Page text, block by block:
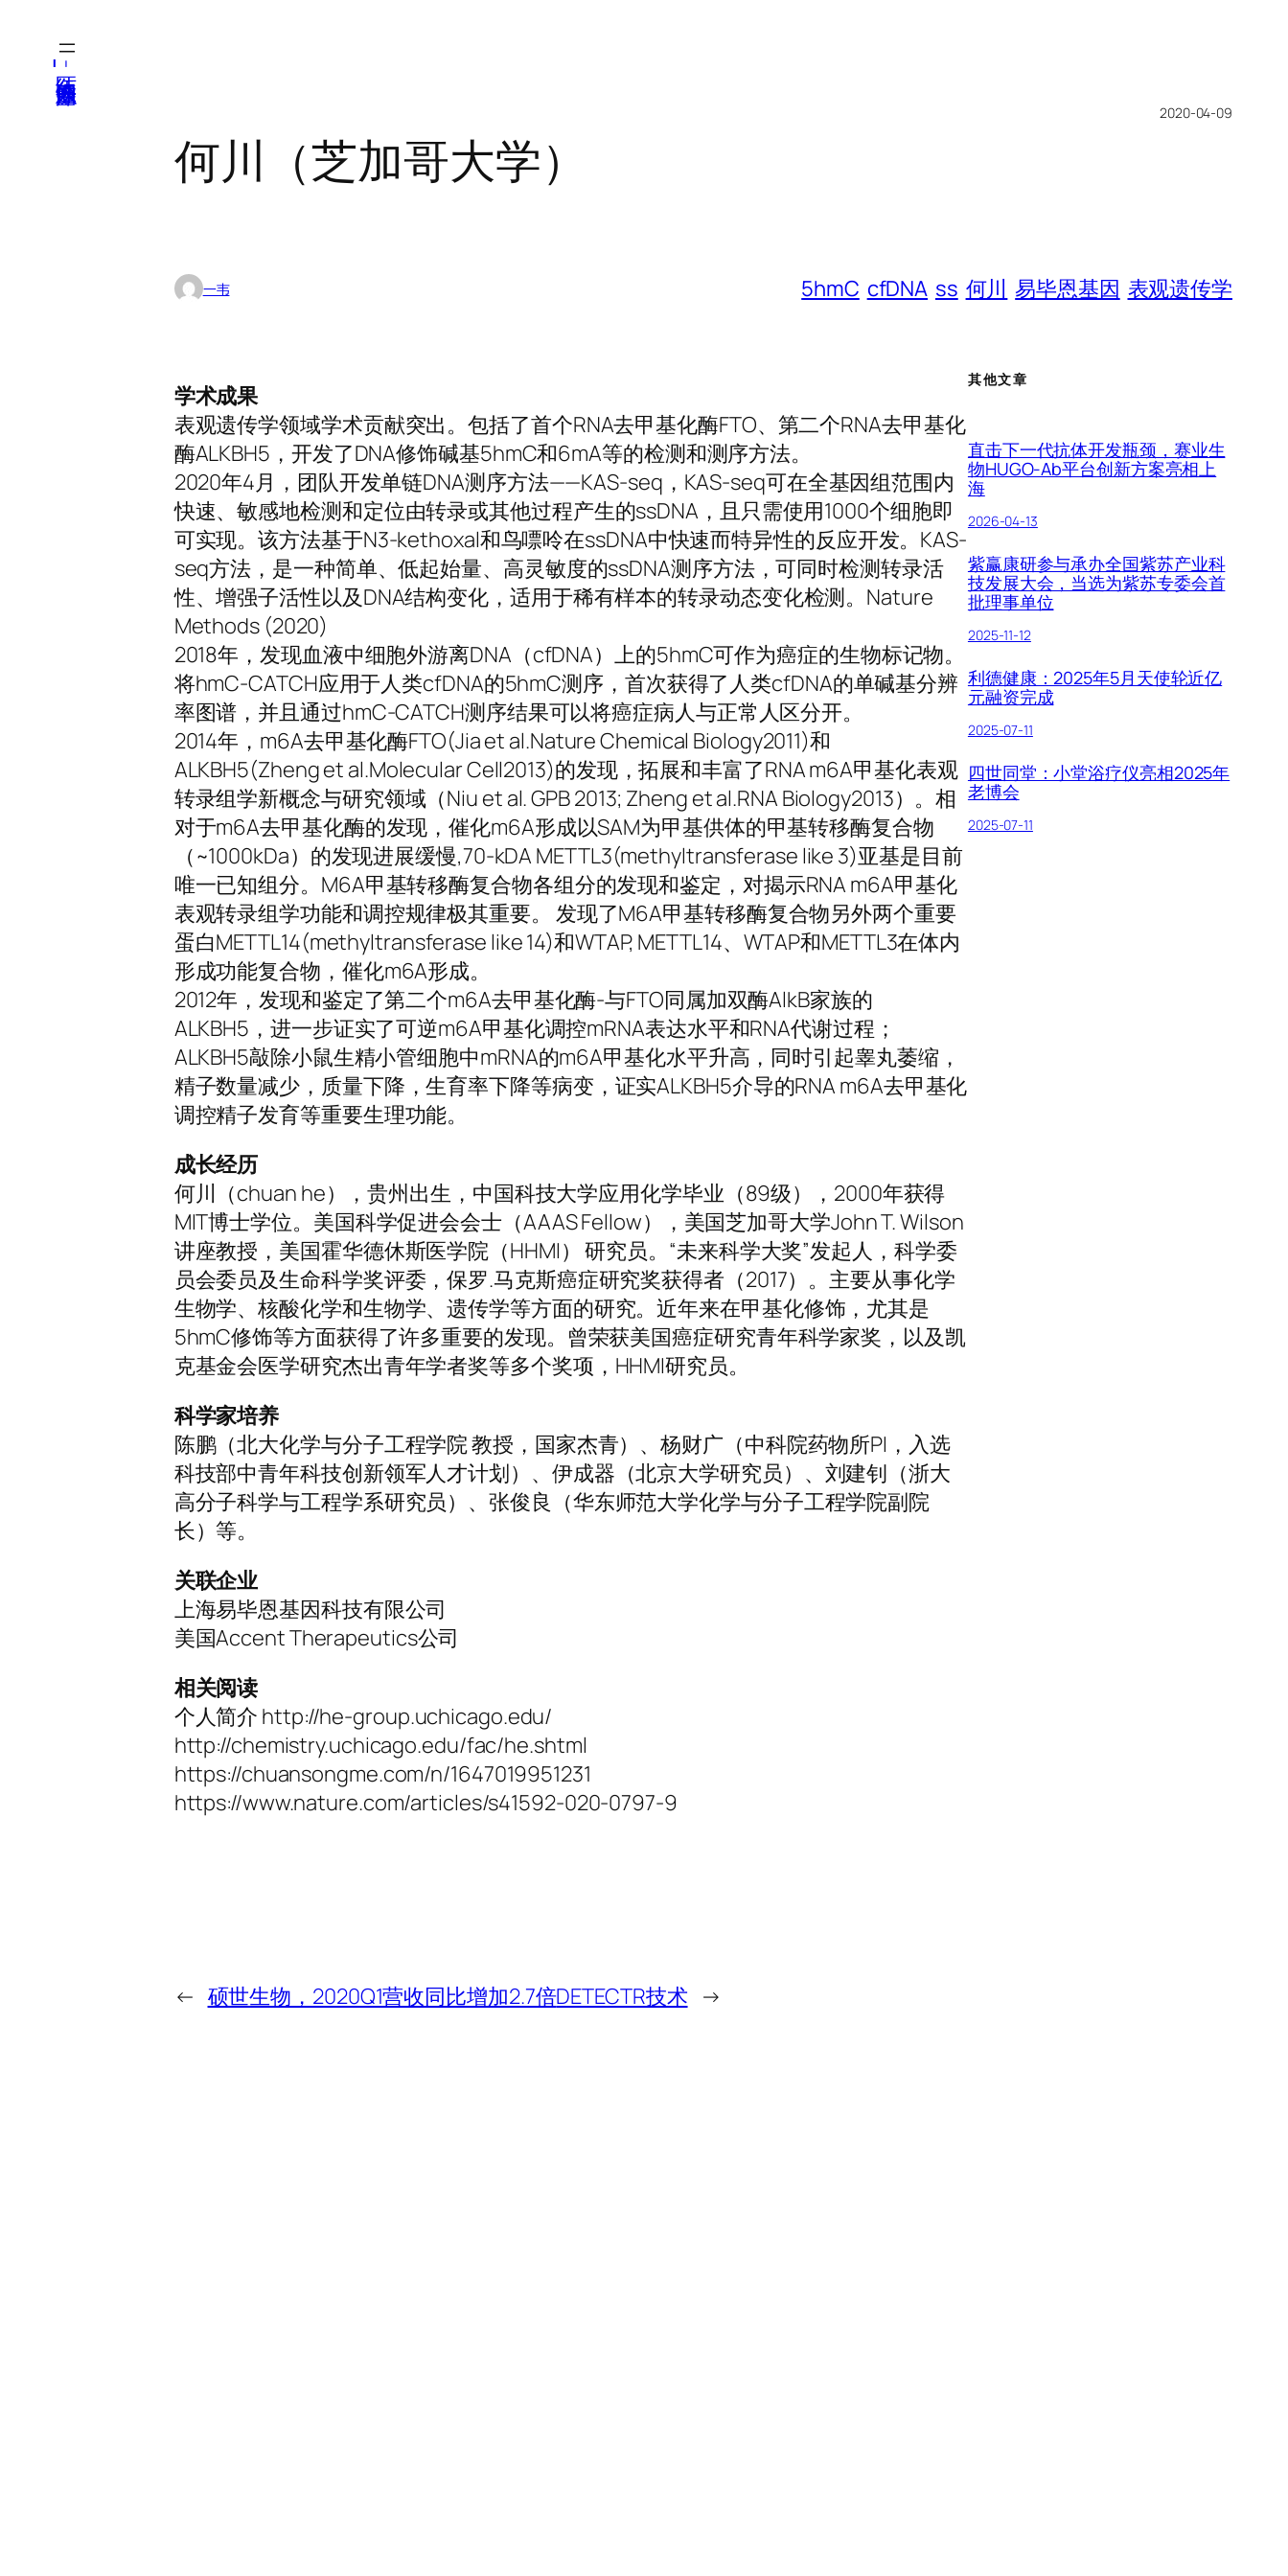
医纬-基因产业知识库
何川（芝加哥大学）
2020-04-09
一韦 5hmC cfDNA ss 何川 易毕恩基因 表观遗传学
学术成果
表观遗传学领域学术贡献突出。包括了首个RNA去甲基化酶FTO、第二个RNA去甲基化
酶ALKBH5，开发了DNA修饰碱基5hmC和6mA等的检测和测序方法。
2020年4月，团队开发单链DNA测序方法——KAS-seq，KAS-seq可在全基因组范围内
快速、敏感地检测和定位由转录或其他过程产生的ssDNA，且只需使用1000个细胞即
可实现。该方法基于N3-kethoxal和鸟嘌呤在ssDNA中快速而特异性的反应开发。KAS-
seq方法，是一种简单、低起始量、高灵敏度的ssDNA测序方法，可同时检测转录活
性、增强子活性以及DNA结构变化，适用于稀有样本的转录动态变化检测。Nature
Methods (2020)
2018年，发现血液中细胞外游离DNA（cfDNA）上的5hmC可作为癌症的生物标记物。
将hmC-CATCH应用于人类cfDNA的5hmC测序，首次获得了人类cfDNA的单碱基分辨
率图谱，并且通过hmC-CATCH测序结果可以将癌症病人与正常人区分开。
2014年，m6A去甲基化酶FTO(Jia et al.Nature Chemical Biology2011)和
ALKBH5(Zheng et al.Molecular Cell2013)的发现，拓展和丰富了RNA m6A甲基化表观
转录组学新概念与研究领域（Niu et al. GPB 2013; Zheng et al.RNA Biology2013）。相
对于m6A去甲基化酶的发现，催化m6A形成以SAM为甲基供体的甲基转移酶复合物
（~1000kDa）的发现进展缓慢,70-kDA METTL3(methyltransferase like 3)亚基是目前
唯一已知组分。M6A甲基转移酶复合物各组分的发现和鉴定，对揭示RNA m6A甲基化
表观转录组学功能和调控规律极其重要。 发现了M6A甲基转移酶复合物另外两个重要
蛋白METTL14(methyltransferase like 14)和WTAP, METTL14、WTAP和METTL3在体内
形成功能复合物，催化m6A形成。
2012年，发现和鉴定了第二个m6A去甲基化酶-与FTO同属加双酶AlkB家族的
ALKBH5，进一步证实了可逆m6A甲基化调控mRNA表达水平和RNA代谢过程；
ALKBH5敲除小鼠生精小管细胞中mRNA的m6A甲基化水平升高，同时引起睾丸萎缩，
精子数量减少，质量下降，生育率下降等病变，证实ALKBH5介导的RNA m6A去甲基化
调控精子发育等重要生理功能。
成长经历
何川（chuan he），贵州出生，中国科技大学应用化学毕业（89级），2000年获得
MIT博士学位。美国科学促进会会士（AAAS Fellow），美国芝加哥大学John T. Wilson
讲座教授，美国霍华德休斯医学院（HHMI） 研究员。“未来科学大奖”发起人，科学委
员会委员及生命科学奖评委，保罗.马克斯癌症研究奖获得者（2017）。主要从事化学
生物学、核酸化学和生物学、遗传学等方面的研究。近年来在甲基化修饰，尤其是
5hmC修饰等方面获得了许多重要的发现。曾荣获美国癌症研究青年科学家奖，以及凯
克基金会医学研究杰出青年学者奖等多个奖项，HHMI研究员。
科学家培养
陈鹏（北大化学与分子工程学院 教授，国家杰青）、杨财广（中科院药物所PI，入选
科技部中青年科技创新领军人才计划）、伊成器（北京大学研究员）、刘建钊（浙大
高分子科学与工程学系研究员）、张俊良（华东师范大学化学与分子工程学院副院
长）等。
关联企业
上海易毕恩基因科技有限公司
美国Accent Therapeutics公司
相关阅读
个人简介 http://he-group.uchicago.edu/
http://chemistry.uchicago.edu/fac/he.shtml
https://chuansongme.com/n/1647019951231
https://www.nature.com/articles/s41592-020-0797-9
其他文章
直击下一代抗体开发瓶颈，赛业生
物HUGO-Ab平台创新方案亮相上
海
2026-04-13
紫赢康研参与承办全国紫苏产业科
技发展大会，当选为紫苏专委会首
批理事单位
2025-11-12
利德健康：2025年5月天使轮近亿
元融资完成
2025-07-11
四世同堂：小堂浴疗仪亮相2025年
老博会
2025-07-11
← 硕世生物，2020Q1营收同比增加2.7倍DETECTR技术 →